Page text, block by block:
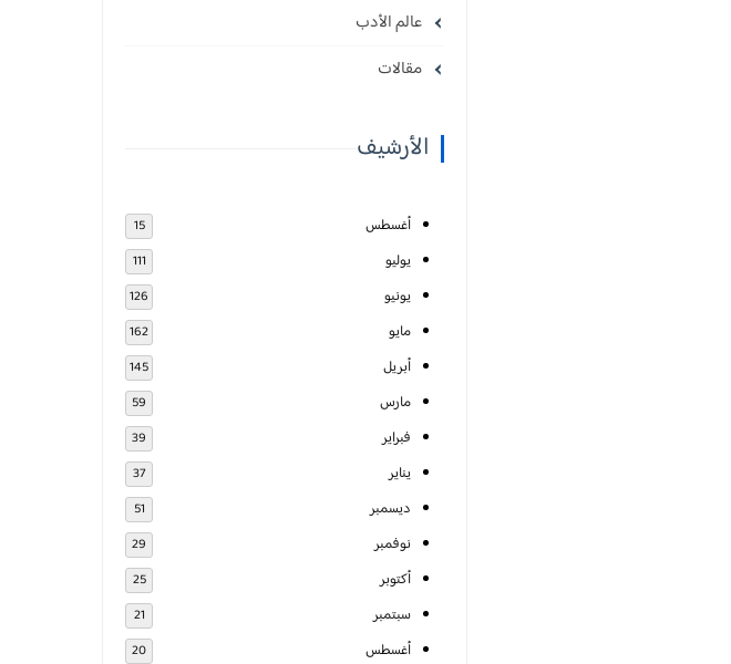
عالم الأدب
مقالات
الأرشيف
أغسطس 15
يوليو 111
يونيو 126
مايو 162
أبريل 145
مارس 59
فبراير 39
يناير 37
ديسمبر 51
نوفمبر 29
أكتوبر 25
سبتمبر 21
أغسطس 20